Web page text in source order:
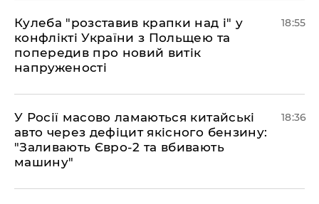
Кулеба "розставив крапки над і" у
конфлікті України з Польщею та
попередив про новий витік
напруженості
18:55
У Росії масово ламаються китайські
авто через дефіцит якісного бензину:
"Заливають Євро-2 та вбивають
машину"
18:36